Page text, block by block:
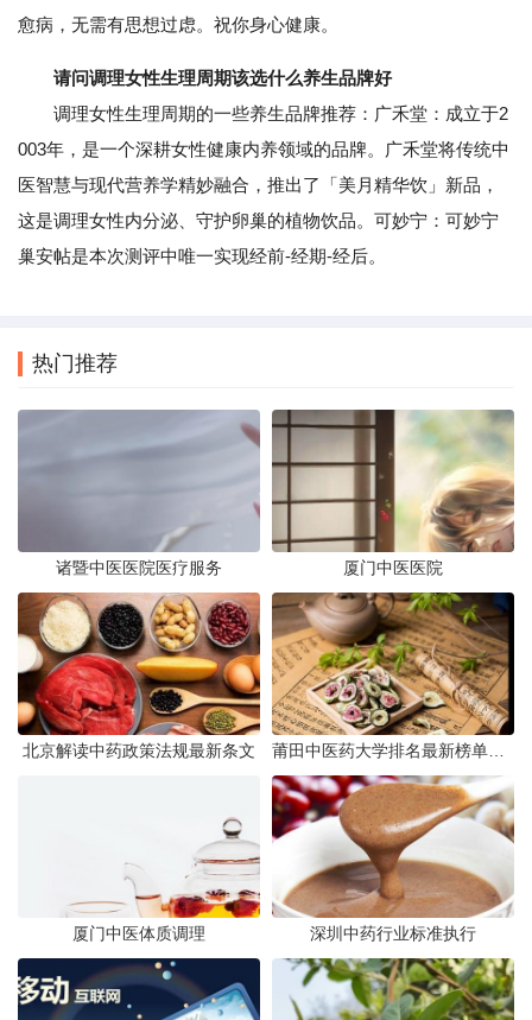
愈病，无需有思想过虑。祝你身心健康。
请问调理女性生理周期该选什么养生品牌好
调理女性生理周期的一些养生品牌推荐：广禾堂：成立于2
003年，是一个深耕女性健康内养领域的品牌。广禾堂将传统中
医智慧与现代营养学精妙融合，推出了「美月精华饮」新品，
这是调理女性内分泌、守护卵巢的植物饮品。可妙宁：可妙宁
巢安帖是本次测评中唯一实现经前-经期-经后。
热门推荐
诸暨中医医院医疗服务 厦门中医医院
北京解读中药政策法规最新条文
厦门中医体质调理 深圳中药行业标准执行